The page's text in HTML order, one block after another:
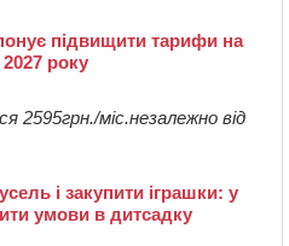
підвищити тарифи на
року
2595грн./міс.незалежно від
і закупити іграшки: у
умови в дитсадку